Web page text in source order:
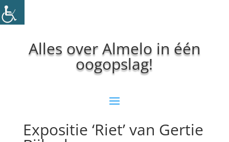
Alles over Almelo in één
oogopslag!
Expositie ‘Riet’ van Gertie